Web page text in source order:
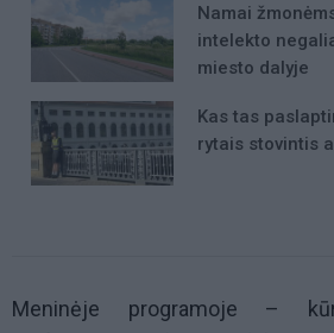
Namai
intelekto
miesto dalyje
Kas tas
rytais stovintis
Meninėje programoje –